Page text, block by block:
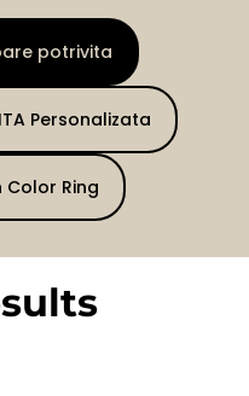
potrivita
Personalizata
Ring